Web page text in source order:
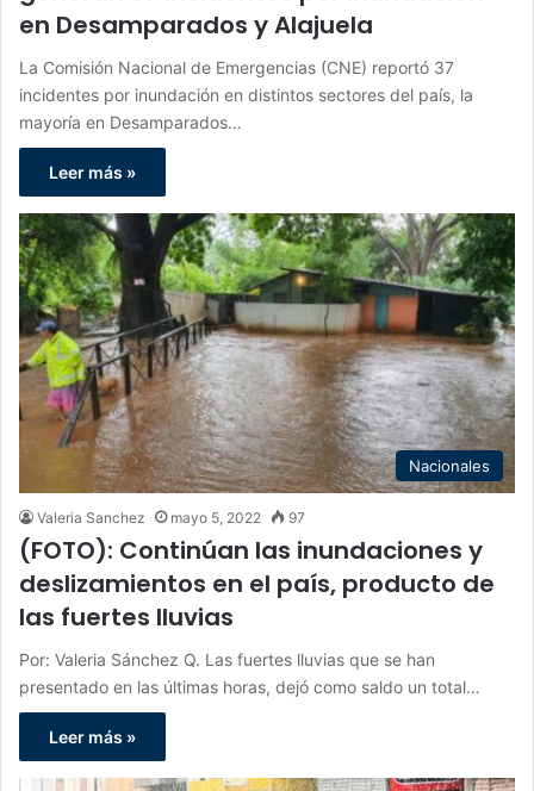
en Desamparados y Alajuela
La Comisión Nacional de Emergencias (CNE) reportó 37
incidentes por inundación en distintos sectores del país, la
mayoría en Desamparados…
Leer más »
Nacionales
Valeria Sanchez mayo 5, 2022 97
(FOTO): Continúan las inundaciones y
deslizamientos en el país, producto de
las fuertes lluvias
Por: Valeria Sánchez Q. Las fuertes lluvias que se han
presentado en las últimas horas, dejó como saldo un total…
Leer más »